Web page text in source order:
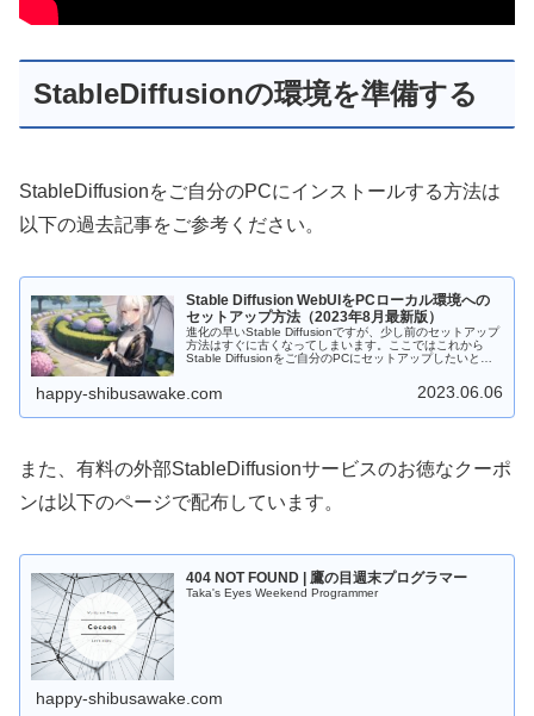
StableDiffusionの環境を準備する
StableDiffusionをご自分のPCにインストールする方法は
以下の過去記事をご参考ください。
Stable Diffusion WebUIをPCローカル環境への
セットアップ方法（2023年8月最新版）
進化の早いStable Diffusionですが、少し前のセットアップ
方法はすぐに古くなってしまいます。ここではこれから
Stable Diffusionをご自分のPCにセットアップしたいとい
happy-shibusawake.com 2023.06.06
また、有料の外部StableDiffusionサービスのお徳なクーポ
ンは以下のページで配布しています。
404 NOT FOUND | 鷹の目週末プログラマー
Taka's Eyes Weekend Programmer
happy-shibusawake.com